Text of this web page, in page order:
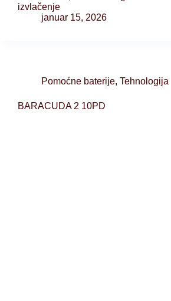
izvlačenje
januar 15, 2026
Pomoćne baterije, Tehnologija
BARACUDA 2 10PD